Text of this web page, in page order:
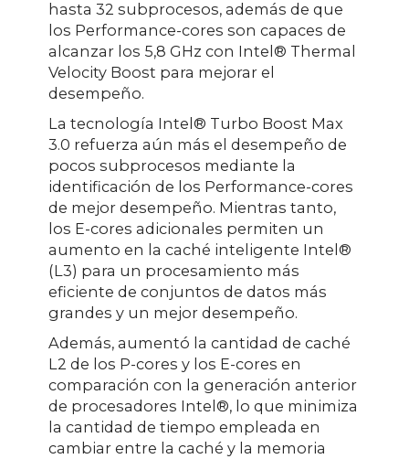
hasta 32 subprocesos, además de que
los Performance-cores son capaces de
alcanzar los 5,8 GHz con Intel® Thermal
Velocity Boost para mejorar el
desempeño.
La tecnología Intel® Turbo Boost Max
3.0 refuerza aún más el desempeño de
pocos subprocesos mediante la
identificación de los Performance-cores
de mejor desempeño. Mientras tanto,
los E-cores adicionales permiten un
aumento en la caché inteligente Intel®
(L3) para un procesamiento más
eficiente de conjuntos de datos más
grandes y un mejor desempeño.
Además, aumentó la cantidad de caché
L2 de los P-cores y los E-cores en
comparación con la generación anterior
de procesadores Intel®, lo que minimiza
la cantidad de tiempo empleada en
cambiar entre la caché y la memoria